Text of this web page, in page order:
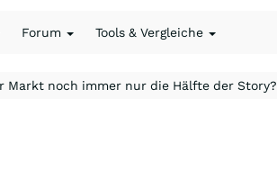
Forum Tools & Vergleiche
Markt noch immer nur die Hälfte der Story?